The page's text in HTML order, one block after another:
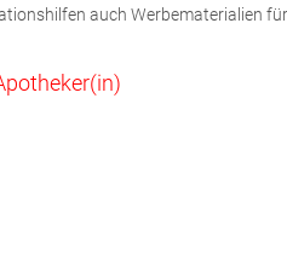
auch Werbematerialien für